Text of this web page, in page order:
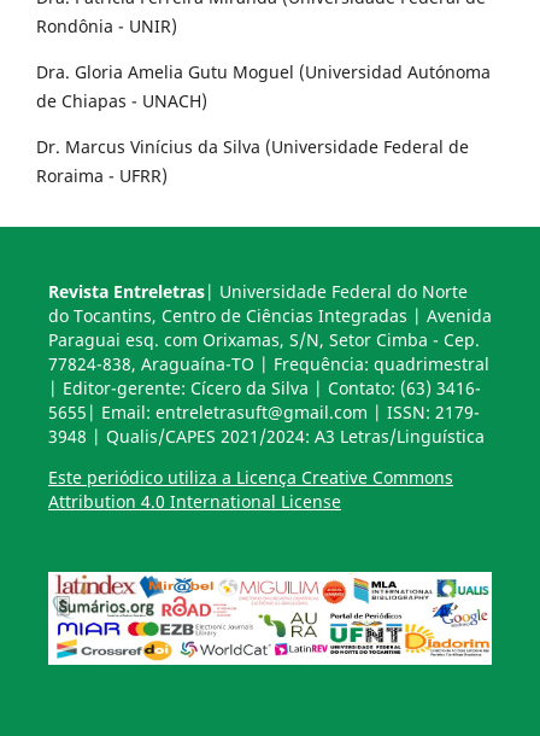
Rondônia - UNIR)
Dra. Gloria Amelia Gutu Moguel (Universidad Autónoma
de Chiapas - UNACH)
Dr. Marcus Vinícius da Silva (Universidade Federal de
Roraima - UFRR)
Revista Entreletras| Universidade Federal do Norte
do Tocantins, Centro de Ciências Integradas | Avenida
Paraguai esq. com Orixamas, S/N, Setor Cimba - Cep.
77824-838, Araguaína-TO | Frequência: quadrimestral
| Editor-gerente: Cícero da Silva | Contato: (63) 3416-
5655| Email: entreletrasuft@gmail.com | ISSN: 2179-
3948 | Qualis/CAPES 2021/2024: A3 Letras/Linguística
Este periódico utiliza a Licença Creative Commons
Attribution 4.0 International License